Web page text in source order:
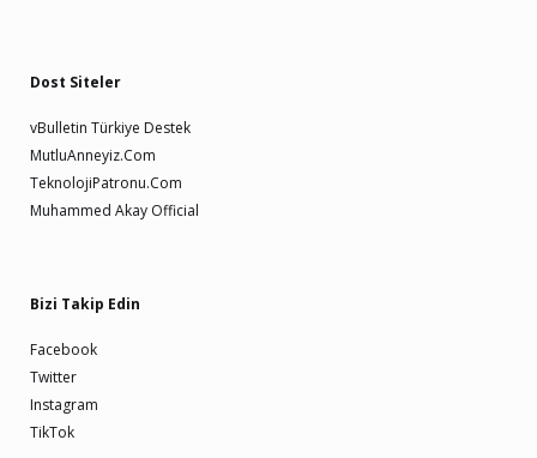
Dost Siteler
vBulletin Türkiye Destek
MutluAnneyiz.Com
TeknolojiPatronu.Com
Muhammed Akay Official
Bizi Takip Edin
Facebook
Twitter
Instagram
TikTok